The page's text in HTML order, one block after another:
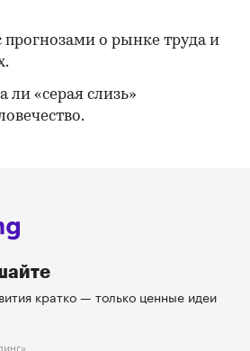
прогнозами о рынке труда и
ли «серая слизь»
кратко — только ценные идеи